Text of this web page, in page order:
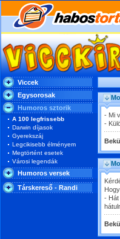
Viccek
Egysorosak
Humoros sztorik
A 100 legfrissebb
Darwin díjasok
Gyerekszáj
Legcikisebb élményem
Megtörtént esetek
Városi legendák
Humoros versek
Társkereső - Randi
- Mi
-
- Hát